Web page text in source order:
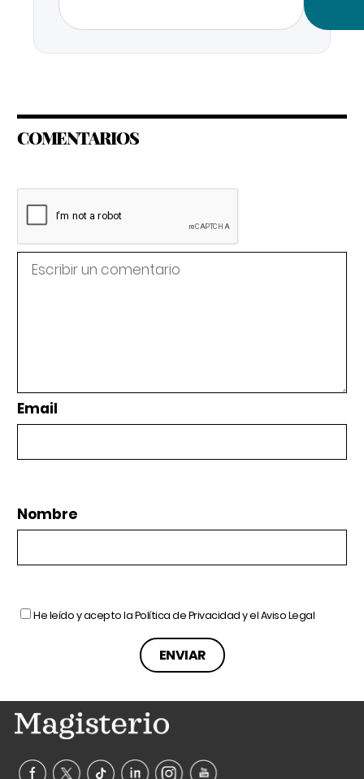
COMENTARIOS
Email
Nombre
He leído y acepto laPolítica de Privacidady elAviso Legal